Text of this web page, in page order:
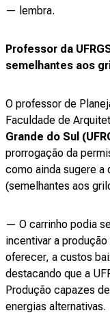
— lembra.
Professor da
semelhantes aos
O professor de
Faculdade de
Grande do Sul
prorrogação da
como ainda sugere
(semelhantes aos
— O carrinho podia
incentivar a
oferecer, a custos
destacando que a
Produção capazes
energias alternativas.